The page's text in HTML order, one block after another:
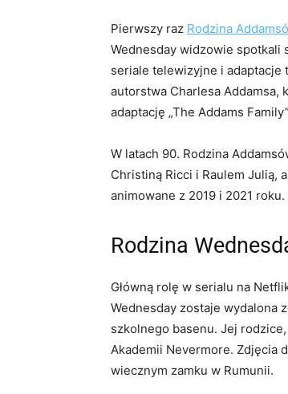
Pierwszy raz Rodzina
Wednesday widzowie spotkali
seriale telewizyjne i adaptacje
autorstwa Charlesa Addamsa,
adaptację „The Addams
W latach 90. Rodzina
Christiną Ricci i Raulem Julią,
animowane z 2019 i 2021 roku.
Rodzina
Główną rolę w serialu na
Wednesday zostaje wydalona
szkolnego basenu. Jej
Akademii Nevermore. Zdjęcia
wiecznym zamku w Rumunii.